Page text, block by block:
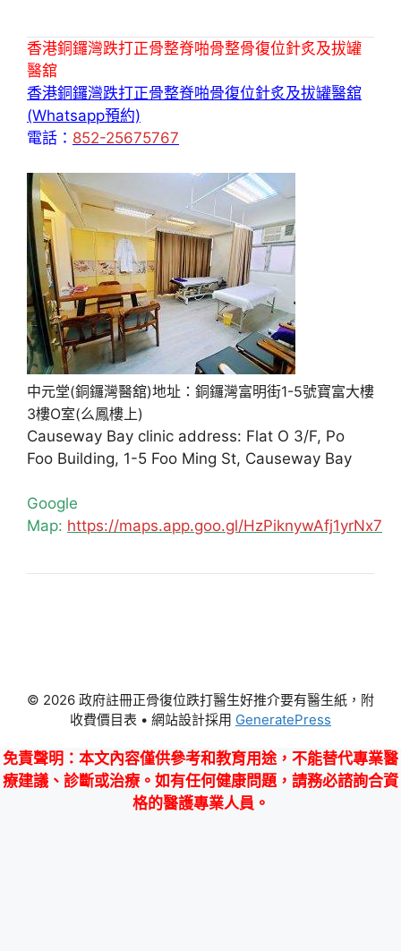
香港銅鑼灣跌打正骨整脊啪骨整骨復位針炙及拔罐
醫舘
香港銅鑼灣跌打正骨整脊啪骨復位針炙及拔罐醫舘
(Whatsapp預約)
電話： 852-25675767
中元堂(銅鑼灣醫舘)地址：銅鑼灣富明街1-5號寶富大樓
3樓O室(么鳳樓上)
Causeway Bay clinic address: Flat O 3/F, Po
Foo Building, 1-5 Foo Ming St, Causeway Bay
Google
Map: https://maps.app.goo.gl/HzPiknywAfj1yrNx7
© 2026 政府註冊正骨復位跌打醫生好推介要有醫生紙，附
收費價目表 • 網站設計採用 GeneratePress
免責聲明 ：本文內容僅供參考和教育用途，不能替代專業醫
療建議、診斷或治療。如有任何健康問題，請務必諮詢合資
格的醫護專業人員。